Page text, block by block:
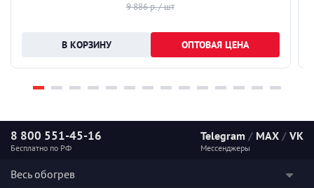
9 886 р. / шт
ОПТОВАЯ ЦЕНА
8 800 551-45-16
Бесплатно по РФ
Telegram / MAX / VK
Мессенджеры
Весь обогрев